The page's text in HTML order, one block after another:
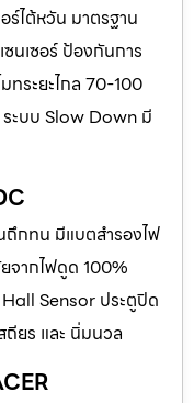
ร์ไต้หวัน มาตรฐาน
ซนเซอร์ ป้องกันการ
ทระยะไกล 70-100
ะบบ Slow Down มี
ถึกทน มีแบตสำรองไฟ
จากไฟดูด 100%
Sensor ประตูปิด
ยร และ นิ่มนวล